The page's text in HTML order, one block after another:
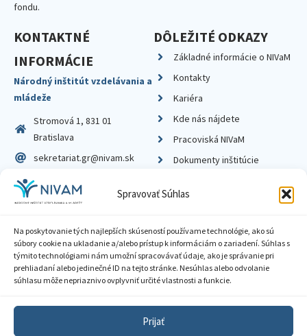
Spravovať Súhlas
Na poskytovanie tých najlepších skúseností používame technológie, ako sú
súbory cookie na ukladanie a/alebo prístup k informáciám o zariadení. Súhlas s
týmito technológiami nám umožní spracovávať údaje, ako je správanie pri
prehliadaní alebo jedinečné ID na tejto stránke. Nesúhlas alebo odvolanie
súhlasu môže nepriaznivo ovplyvniť určité vlastnosti a funkcie.
Prijať
fondu.
KONTAKTNÉ
INFORMÁCIE
Národný inštitút vzdelávania a
mládeže
Stromová 1, 831 01
Bratislava
sekretariat.gr@nivam.sk
IČO: 00164348
DIČ: 2020798714
DÔLEŽITÉ ODKAZY
Základné informácie o NIVaM
Kontakty
Kariéra
Kde nás nájdete
Pracoviská NIVaM
Dokumenty inštitúcie
Zásady ochrany súkromia
Sprístupnenie informácií